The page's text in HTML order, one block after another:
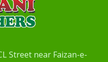
Street near Faizan-e-